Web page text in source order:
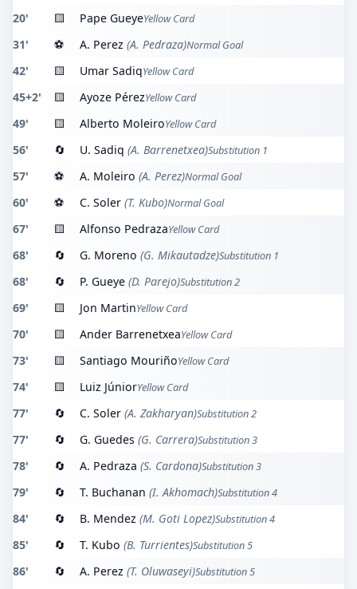
20' 🟨 Pape GueyeYellow Card
31' ⚽ A. Perez (A. Pedraza)Normal Goal
42' 🟨 Umar SadiqYellow Card
45+2' 🟨 Ayoze PérezYellow Card
49' 🟨 Alberto MoleiroYellow Card
56' 🔄 U. Sadiq (A. Barrenetxea)Substitution 1
57' ⚽ A. Moleiro (A. Perez)Normal Goal
60' ⚽ C. Soler (T. Kubo)Normal Goal
67' 🟨 Alfonso PedrazaYellow Card
68' 🔄 G. Moreno (G. Mikautadze)Substitution 1
68' 🔄 P. Gueye (D. Parejo)Substitution 2
69' 🟨 Jon MartinYellow Card
70' 🟨 Ander BarrenetxeaYellow Card
73' 🟨 Santiago MouriñoYellow Card
74' 🟨 Luiz JúniorYellow Card
77' 🔄 C. Soler (A. Zakharyan)Substitution 2
77' 🔄 G. Guedes (G. Carrera)Substitution 3
78' 🔄 A. Pedraza (S. Cardona)Substitution 3
79' 🔄 T. Buchanan (I. Akhomach)Substitution 4
84' 🔄 B. Mendez (M. Goti Lopez)Substitution 4
85' 🔄 T. Kubo (B. Turrientes)Substitution 5
86' 🔄 A. Perez (T. Oluwaseyi)Substitution 5